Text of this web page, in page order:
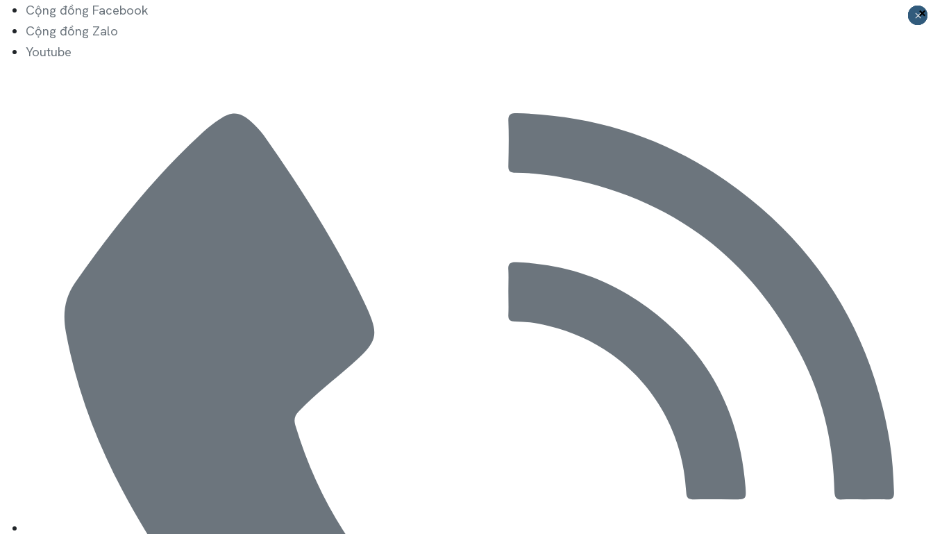
Cộng đồng Facebook
Cộng đồng Zalo
Youtube
×
×
×
××
Launch login modal
Launch register modal